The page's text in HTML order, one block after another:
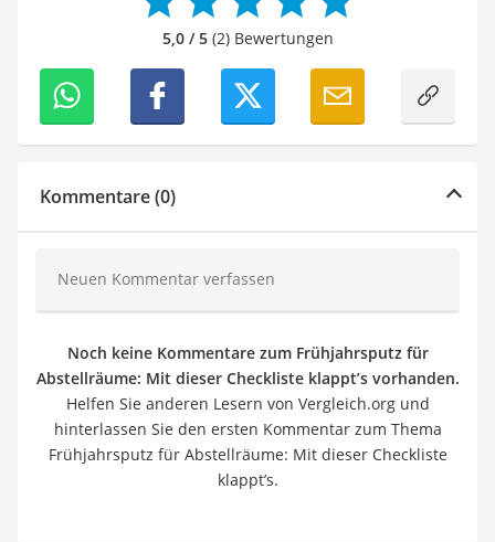
5,0 / 5(2) Bewertungen
Kommentare (0)
Neuen Kommentar verfassen
Noch keine Kommentare zum Frühjahrsputz für
Abstellräume: Mit dieser Checkliste klappt’s vorhanden.
Helfen Sie anderen Lesern von Vergleich.org und
hinterlassen Sie den ersten Kommentar zum Thema
Frühjahrsputz für Abstellräume: Mit dieser Checkliste
klappt’s.